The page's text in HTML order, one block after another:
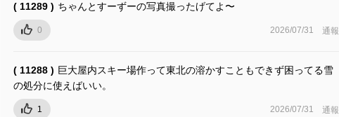
( 11289 ) ちゃんとすーずーの写真撮ったげてよ〜
0 2026/07/31 通報
( 11288 ) 巨大屋内スキー場作って東北の溶かすこともできず困ってる雪
の処分に使えばいい。
1 2026/07/31 通報